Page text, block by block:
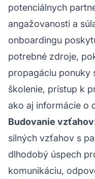
potenciálnych
angažovanosti a
onboardingu
potrebné zdroje,
propagáciu ponuky
školenie, prístup k
ako aj informácie o
Budovanie vzťahov
silných vzťahov s
dlhodobý úspech
komunikáciu,